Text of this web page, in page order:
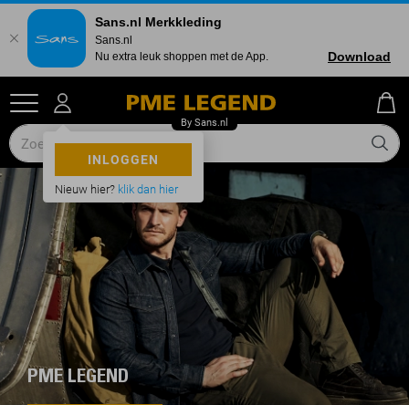
INLOGGEN
Nieuw hier? klik dan hier
PME LEGEND
Sans.nl Merkkleding
Sans.nl
Nu extra leuk shoppen met de App.
Download